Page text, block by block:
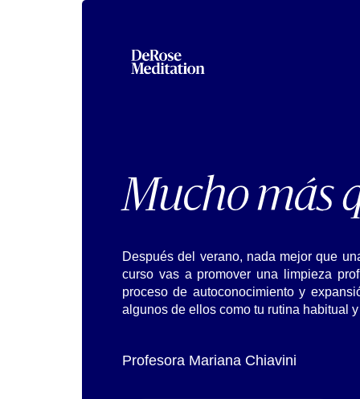
Mucho más
Después del verano, nada mejor que
curso vas a promover una limpieza
proceso de autoconocimiento y
algunos de ellos como tu rutina habitual
Profesora Mariana Chiavini